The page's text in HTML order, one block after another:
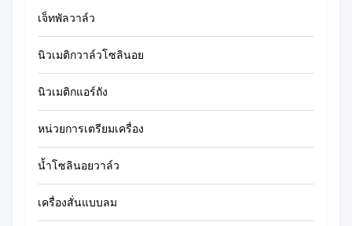
เจ็ทพัลวาล์ว
นิวเมติกวาล์วโซลินอย
นิวเมติกแอร์ถัง
หน่วยการเตรียมเครื่อง
น้ำโซลินอยวาล์ว
เครื่องสั่นแบบลม